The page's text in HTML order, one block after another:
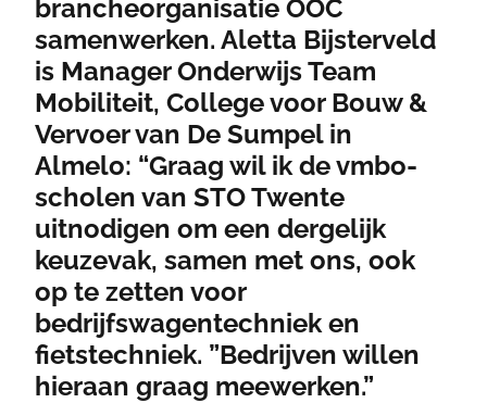
brancheorganisatie OOC
samenwerken. Aletta Bijsterveld
is Manager Onderwijs Team
Mobiliteit, College voor Bouw &
Vervoer van De Sumpel in
Almelo: “Graag wil ik de vmbo-
scholen van STO Twente
uitnodigen om een dergelijk
keuzevak, samen met ons, ook
op te zetten voor
bedrijfswagentechniek en
fietstechniek. ”Bedrijven willen
hieraan graag meewerken.”